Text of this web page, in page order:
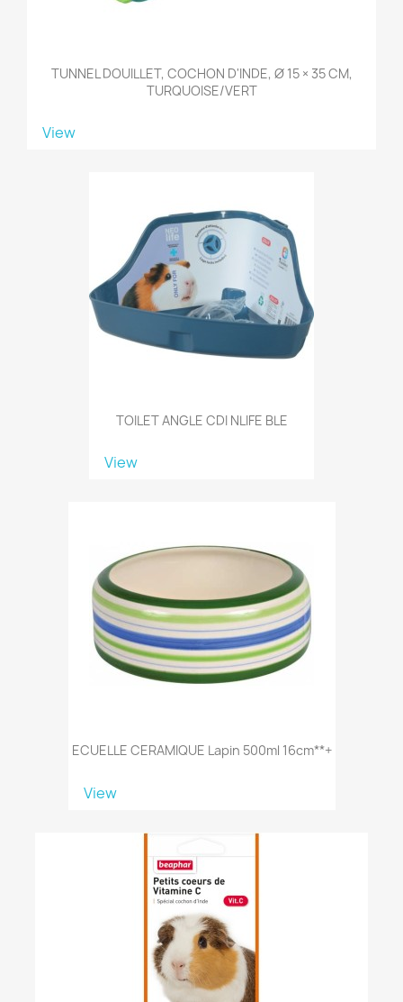
TUNNEL DOUILLET, COCHON D'INDE, Ø 15 × 35 CM,
TURQUOISE/VERT
View
TOILET ANGLE CDI NLIFE BLE
View
ECUELLE CERAMIQUE Lapin 500ml 16cm**+
View